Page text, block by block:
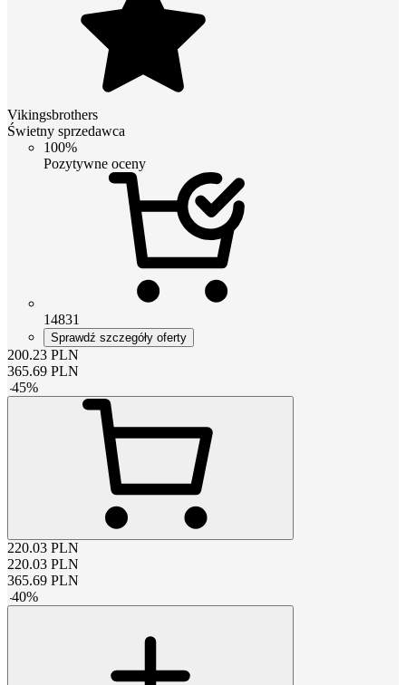
Vikingsbrothers
Świetny sprzedawca
100%
Pozytywne oceny
14831
Sprawdź szczegóły oferty
200.23 PLN
365.69 PLN
-45%
220.03 PLN
220.03 PLN
365.69 PLN
-40%